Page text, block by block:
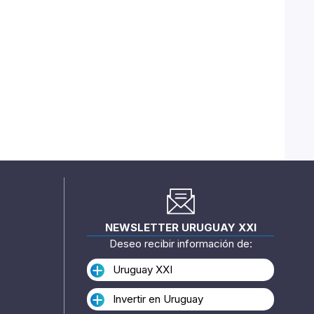
NEWSLETTER URUGUAY XXI
Deseo recibir información de:
Uruguay XXI
Invertir en Uruguay